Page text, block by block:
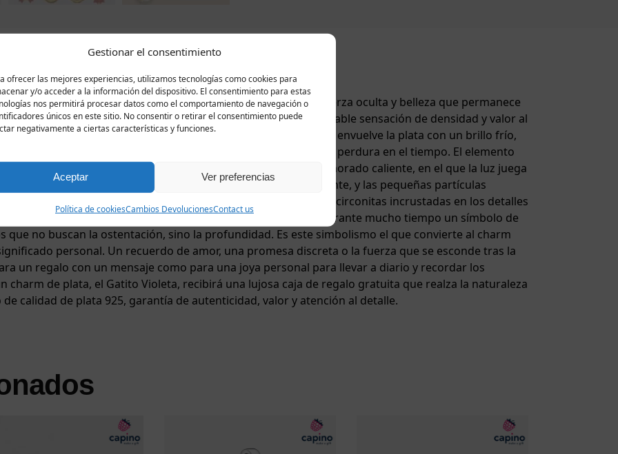
Gestionar el consentimiento
ofrecer las mejores experiencias, utilizamos tecnologías como cookies para
y/o acceder a la información del dispositivo. El consentimiento para estas
nos permitirá procesar datos como el comportamiento de navegación o
únicos en este sitio. No consentir o retirar el consentimiento puede
negativamente a ciertas características y funciones.
Aceptar Ver preferencias
Política de cookiesCambios DevolucionesContact us
Descripción Valoraciones
pieza de joyería con una profunda historia de ternura, fuerza oculta y belleza que permanece
calidad y con un peso tangible de 2,5 gramos, crea una agradable sensación de densidad y valor al
fue creado con precisión y atención al detalle. El baño de rodio envuelve la plata con un brillo frío,
sus elegantes líneas y le otorga una belleza duradera que perdura en el tiempo. El elemento
con fina plasticidad y recubierta de un rico esmalte morado caliente, en el que la luz juega
el rocío de la mañana. El color es profundo, misterioso y vibrante, y las pequeñas partículas
movimiento y vida. Un circonio brilla en el centro de la flor, y circonitas incrustadas en los detalles
perturbar la delicada armonía del diseño. La violeta ha sido durante mucho tiempo un símbolo de
no buscan la ostentación, sino la profundidad. Es este simbolismo el que convierte al charm
personal. Un recuerdo de amor, una promesa discreta o la fuerza que se esconde tras la
un regalo con un mensaje como para una joya personal para llevar a diario y recordar los
charm de plata, el Gatito Violeta, recibirá una lujosa caja de regalo gratuita que realza la naturaleza
calidad de plata 925, garantía de autenticidad, valor y atención al detalle.